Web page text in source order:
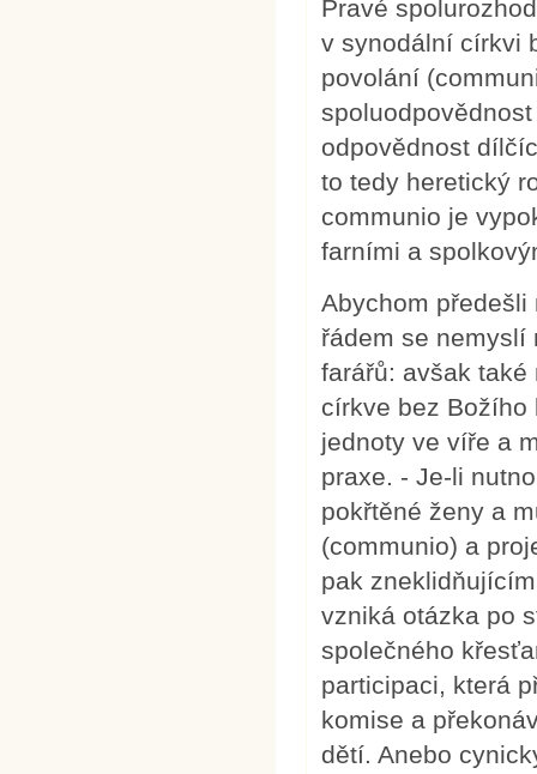
Pravé
v synodální církvi
povolání
odpovědnost
to tedy heretický
communio je
farními a
Abychom
řádem se nemyslí
farářů: avšak
církve bez Božího
jednoty ve víře a
praxe. - Je-li
pokřtěné ženy a
(communio) a
pak
vzniká otázka po
společného
participaci, která
komise a
dětí. Anebo